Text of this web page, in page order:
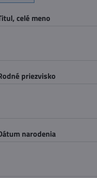
celé meno
priezvisko
narodenia